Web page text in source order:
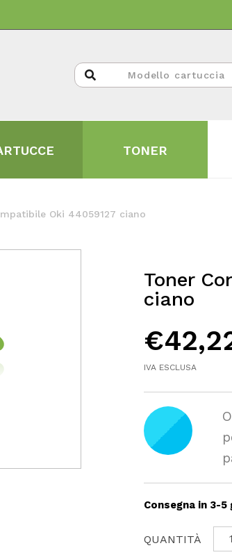
TONER
Oki 44059127 ciano
Toner
ciano
€
IVA ESCLUSA
Consegna in 3-